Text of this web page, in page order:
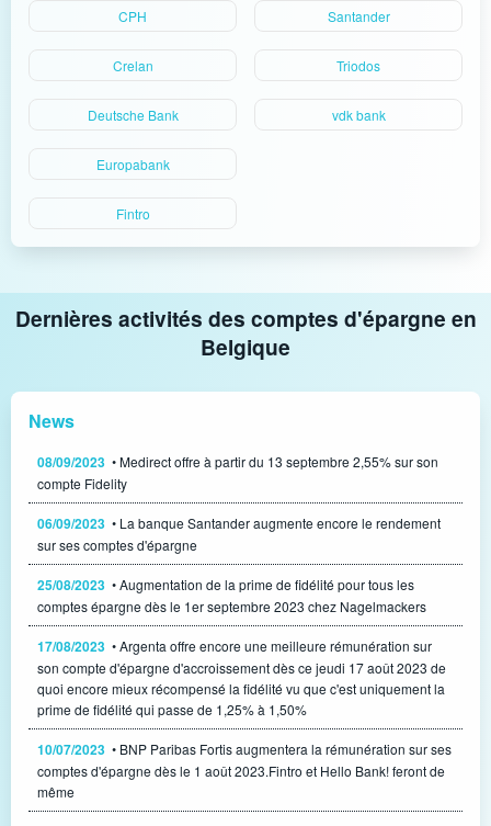
CPH
Crelan
Deutsche Bank
Europabank
Fintro
Santander
Triodos
vdk bank
Dernières activités des comptes d'épargne en
Belgique
News
08/09/2023 • Medirect offre à partir du 13 septembre 2,55% sur son
compte Fidelity
06/09/2023 • La banque Santander augmente encore le rendement
sur ses comptes d'épargne
25/08/2023 • Augmentation de la prime de fidélité pour tous les
comptes épargne dès le 1er septembre 2023 chez Nagelmackers
17/08/2023 • Argenta offre encore une meilleure rémunération sur
son compte d'épargne d'accroissement dès ce jeudi 17 août 2023 de
quoi encore mieux récompensé la fidélité vu que c'est uniquement la
prime de fidélité qui passe de 1,25% à 1,50%
10/07/2023 • BNP Paribas Fortis augmentera la rémunération sur ses
comptes d'épargne dès le 1 août 2023.Fintro et Hello Bank! feront de
même